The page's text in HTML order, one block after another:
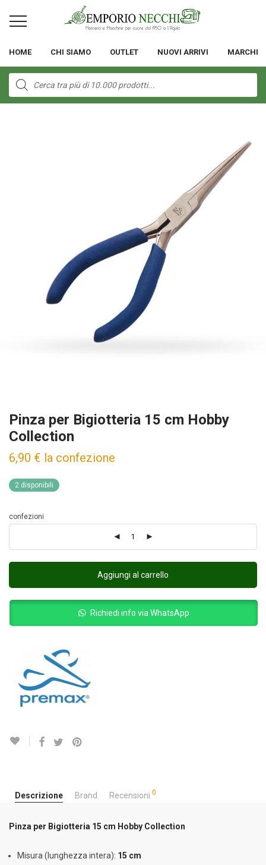
HOME CHI SIAMO OUTLET NUOVI ARRIVI MARCHI
Products
search
Pinza per Bigiotteria 15 cm Hobby
Collection
6,90 € la confezione
2 disponibili
confezioni
Aggiungi al carrello
Richiedi info via WhatsApp
Descrizione Brand Recensioni 0
Pinza per Bigiotteria 15 cm Hobby Collection
Misura (lunghezza intera): 15 cm